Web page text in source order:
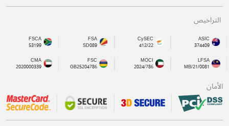
التراخيص
ASIC
374409
CySEC
412/22
FSA
SD089
FSCA
53199
LFSA
MB/21/0081
MOCI
2024/786
FSC
GB25204786
CMA
2020000339
الأمان